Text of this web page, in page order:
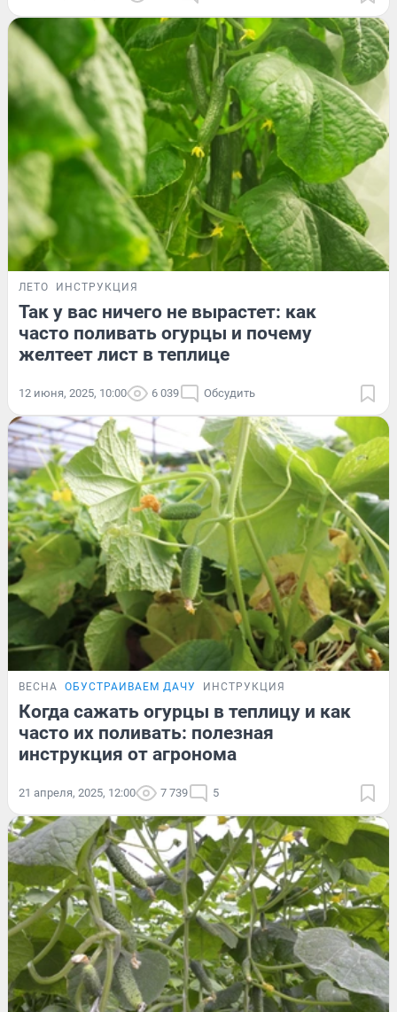
ЛЕТО ИНСТРУКЦИЯ
Так у вас ничего не вырастет: как
часто поливать огурцы и почему
желтеет лист в теплице
12 июня, 2025, 10:00 6 039 Обсудить
ВЕСНА ОБУСТРАИВАЕМ ДАЧУ ИНСТРУКЦИЯ
Когда сажать огурцы в теплицу и как
часто их поливать: полезная
инструкция от агронома
21 апреля, 2025, 12:00 7 739 5